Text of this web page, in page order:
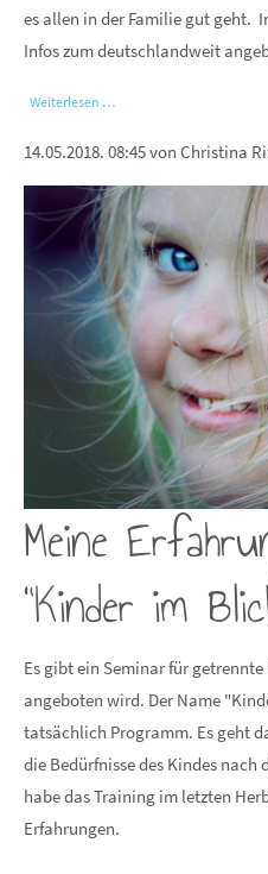
es allen in der Familie gut geht.
Infos zum deutschlandweit
Weiterlesen …
14.05.2018. 08:45von Christina
Meine
"Kinder im
Es gibt ein Seminar für
angeboten wird. Der Name
tatsächlich Programm. Es geht
die Bedürfnisse des Kindes
habe das Training im letzten
Erfahrungen.